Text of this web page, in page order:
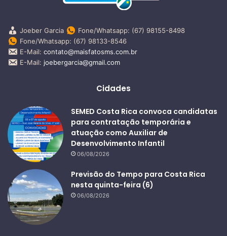
Joeber Garcia
Fone/Whatsapp: (67) 98155-8498
Fone/Whatsapp: (67) 98133-8546
E-Mail: contato@maisfatosms.com.br
E-Mail: joebergarcia@gmail.com
Cidades
SEMED Costa Rica convoca candidatas
para contratação temporária e
atuação como Auxiliar de
Desenvolvimento Infantil
06/08/2026
Previsão do Tempo para Costa Rica
nesta quinta-feira (6)
06/08/2026